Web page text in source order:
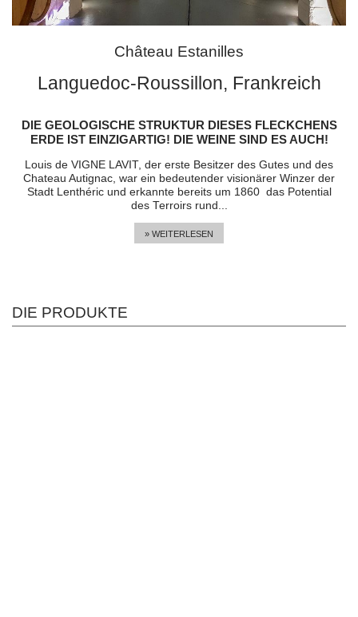
Château Estanilles
Languedoc-Roussillon, Frankreich
DIE GEOLOGISCHE STRUKTUR DIESES FLECKCHENS
ERDE IST EINZIGARTIG! DIE WEINE SIND ES AUCH!
Louis de VIGNE LAVIT, der erste Besitzer des Gutes und des
Chateau Autignac, war ein bedeutender visionärer Winzer der
Stadt Lenthéric und erkannte bereits um 1860 das Potential
des Terroirs rund...
» WEITERLESEN
DIE PRODUKTE